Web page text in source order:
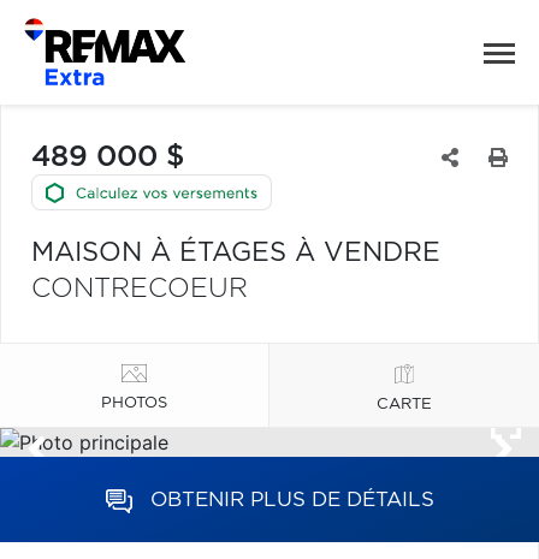
489 000 $
MAISON À ÉTAGES À VENDRE
CONTRECOEUR
PHOTOS CARTE
OBTENIR PLUS DE DÉTAILS